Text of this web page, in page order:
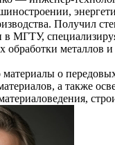
Получил
в МГТУ,
обработки металлов
о
а также